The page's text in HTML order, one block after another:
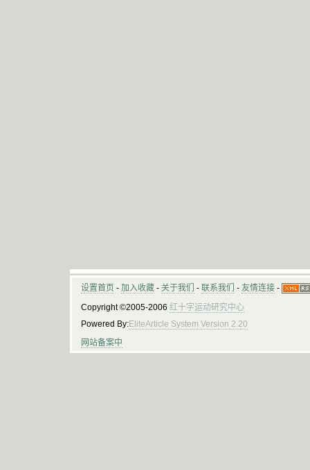
设置首页 - 加入收藏 - 关于我们 - 联系我们 - 友情连接 -
Copyright ©2005-2006 红十字运动研究中心
Powered By:EliteArticle System Version 2.20
网站备案中